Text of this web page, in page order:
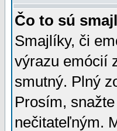
Čo to sú
Smajlíky, či
výrazu emócií
smutný. Plný
Prosím,
nečitateľným.